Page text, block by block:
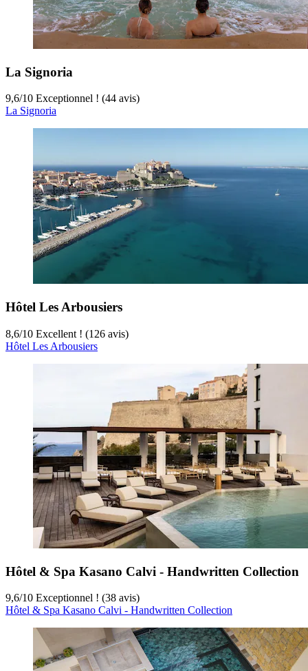
La Signoria
9,6/10 Exceptionnel ! (44 avis)
La Signoria
Hôtel Les Arbousiers
8,6/10 Excellent ! (126 avis)
Hôtel Les Arbousiers
Hôtel & Spa Kasano Calvi - Handwritten Collection
9,6/10 Exceptionnel ! (38 avis)
Hôtel & Spa Kasano Calvi - Handwritten Collection